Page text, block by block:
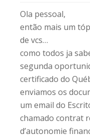
Ola pessoal,
então mais um
de vcs…
como todos ja
segunda
certificado do
enviamos os
um email do
chamado contrat
d’autonomie